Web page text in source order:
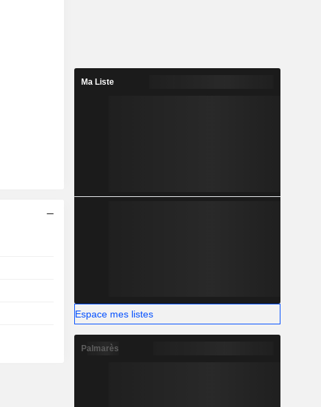
Ma Liste
Espace mes listes
Palmarès